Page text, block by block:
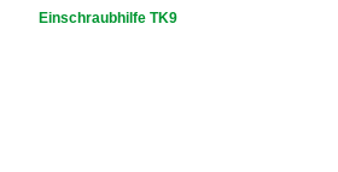
Einschraubhilfe TK9